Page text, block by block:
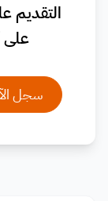
التقديم
سجل